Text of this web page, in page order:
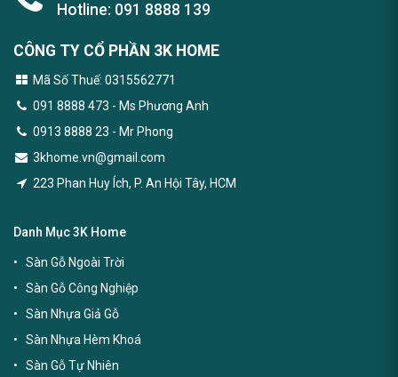
Hotline: 091 8888 139
CÔNG TY CỔ PHẦN 3K HOME
Mã Số Thuế: 0315562771
091 8888 473 - Ms Phương Anh
0913 8888 23 - Mr Phong
3khome.vn@gmail.com
223 Phan Huy Ích, P. An Hội Tây, HCM
Danh Mục 3K Home
Sàn Gỗ Ngoài Trời
Sàn Gỗ Công Nghiệp
Sàn Nhựa Giả Gỗ
Sàn Nhựa Hèm Khoá
Sàn Gỗ Tự Nhiên